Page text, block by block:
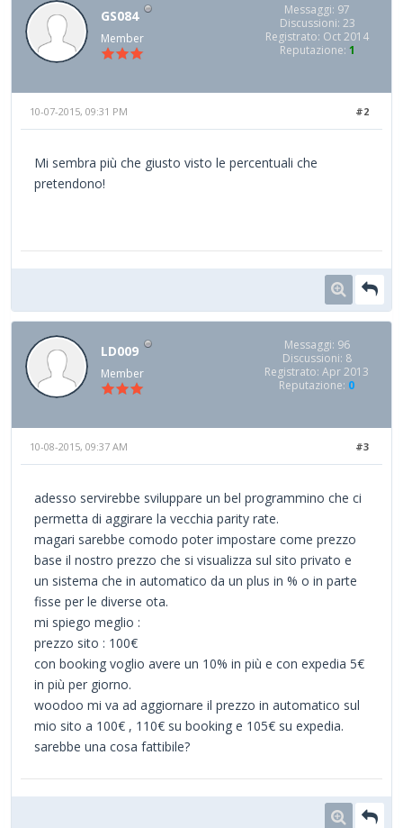
GS084
Member
Messaggi: 97
Discussioni: 23
Registrato: Oct 2014
Reputazione: 1
#2
10-07-2015, 09:31 PM
Mi sembra più che giusto visto le percentuali che
pretendono!
LD009
Member
Messaggi: 96
Discussioni: 8
Registrato: Apr 2013
Reputazione: 0
#3
10-08-2015, 09:37 AM
adesso servirebbe sviluppare un bel programmino che ci
permetta di aggirare la vecchia parity rate.
magari sarebbe comodo poter impostare come prezzo
base il nostro prezzo che si visualizza sul sito privato e
un sistema che in automatico da un plus in % o in parte
fisse per le diverse ota.
mi spiego meglio :
prezzo sito : 100€
con booking voglio avere un 10% in più e con expedia 5€
in più per giorno.
woodoo mi va ad aggiornare il prezzo in automatico sul
mio sito a 100€ , 110€ su booking e 105€ su expedia.
sarebbe una cosa fattibile?